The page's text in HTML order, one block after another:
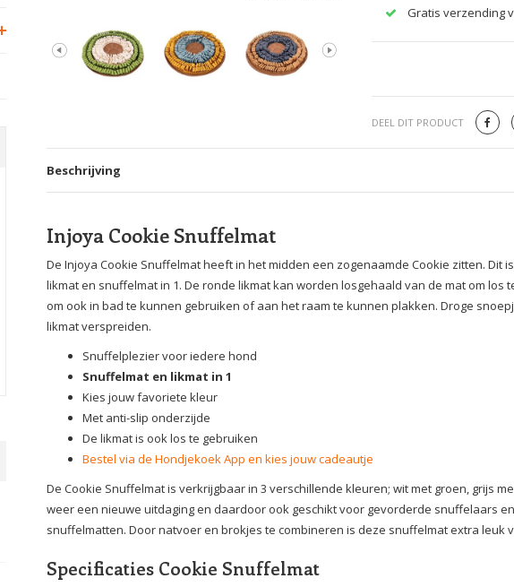
Gratis verzending
DEEL DIT PRODUCT
Beschrijving
Injoya Cookie Snuffelmat
De Injoya Cookie Snuffelmat heeft in het midden een zogenaamde Cookie zitten. Dit
likmat en snuffelmat in 1. De ronde likmat kan worden losgehaald van de mat om
om ook in bad te kunnen gebruiken of aan het raam te kunnen plakken. Droge
likmat verspreiden.
Snuffelplezier voor iedere hond
Snuffelmat en likmat in 1
Kies jouw favoriete kleur
Met anti-slip onderzijde
De likmat is ook los te gebruiken
Bestel via de Hondjekoek App en kies jouw cadeautje
De Cookie Snuffelmat is verkrijgbaar in 3 verschillende kleuren; wit met groen, grijs
weer een nieuwe uitdaging en daardoor ook geschikt voor gevorderde snuffelaars
snuffelmatten. Door natvoer en brokjes te combineren is deze snuffelmat extra leuk
Specificaties Cookie Snuffelmat